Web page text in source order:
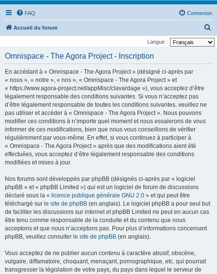
FAQ Connexion
Accueil du forum
e
Langue :
Omnispace - The Agora Project - Inscription
En accédant à « Omnispace - The Agora Project » (désigné ci-après par
« nous », « notre », « nos », « Omnispace - The Agora Project » et
« https://www.agora-project.net/appMisc/clavardage »), vous acceptez d’être
légalement responsable des conditions suivantes. Si vous n’acceptez pas
d’être légalement responsable de toutes les conditions suivantes, veuillez ne
pas utiliser et accéder à « Omnispace - The Agora Project ». Nous pouvons
modifier ces conditions à n’importe quel moment et nous essaierons de vous
informer de ces modifications, bien que nous vous conseillons de vérifier
régulièrement par vous-même. En effet, si vous continuez à participer à
« Omnispace - The Agora Project » après que des modifications aient été
effectuées, vous acceptez d’être légalement responsable des conditions
modifiées et mises à jour.
Nos forums sont développés par phpBB (désignés ci-après par « logiciel
phpBB » et « phpBB Limited ») qui est un logiciel de forum de discussions
déclaré sous la « licence publique générale GNU 2.0 » et qui peut être
téléchargé sur le site de phpBB (en anglais). Le logiciel phpBB a pour seul but
de faciliter les discussions sur internet et phpBB Limited ne peut en aucun cas
être tenu comme responsable de la conduite et du contenu que nous
acceptons et que nous n’acceptons pas. Pour plus d’informations concernant
phpBB, veuillez consulter le site de phpBB (en anglais).
Vous acceptez de ne publier aucun contenu à caractère abusif, obscène,
vulgaire, diffamatoire, choquant, menaçant, pornographique, etc. qui pourrait
transgresser la législation de votre pays, du pays dans lequel le serveur de